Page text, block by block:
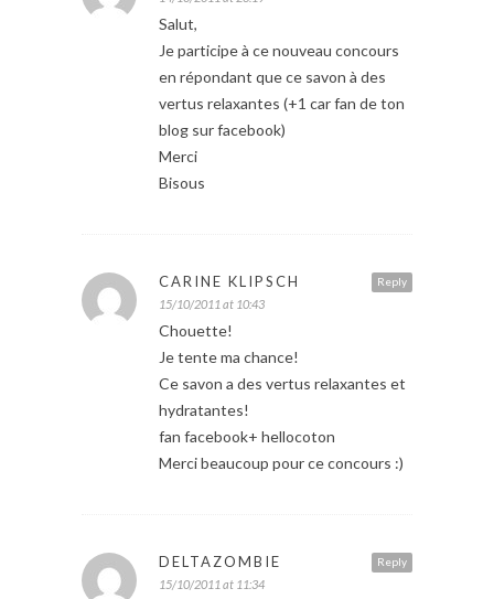
Salut,
Je participe à ce nouveau concours
en répondant que ce savon à des
vertus relaxantes (+1 car fan de ton
blog sur facebook)
Merci
Bisous
Reply
CARINE KLIPSCH
15/10/2011 at 10:43
Chouette!
Je tente ma chance!
Ce savon a des vertus relaxantes et
hydratantes!
fan facebook+ hellocoton
Merci beaucoup pour ce concours :)
Reply
DELTAZOMBIE
15/10/2011 at 11:34